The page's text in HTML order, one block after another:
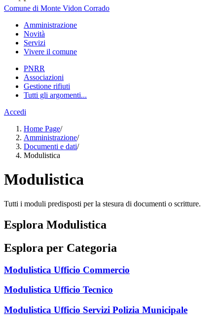
Comune di Monte Vidon Corrado
Amministrazione
Novità
Servizi
Vivere il comune
PNRR
Associazioni
Gestione rifiuti
Tutti gli argomenti...
Accedi
Home Page/
Amministrazione/
Documenti e dati/
Modulistica
Modulistica
Tutti i moduli predisposti per la stesura di documenti o scritture.
Esplora Modulistica
Esplora per Categoria
Modulistica Ufficio Commercio
Modulistica Ufficio Tecnico
Modulistica Ufficio Servizi Polizia Municipale